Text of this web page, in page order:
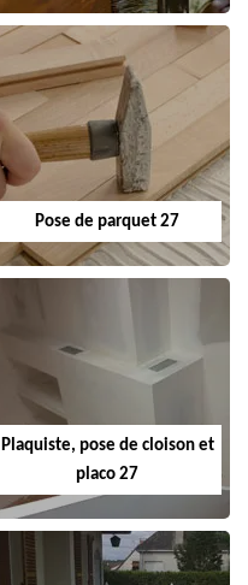
Pose de parquet 27
Plaquiste, pose de cloison et
placo 27